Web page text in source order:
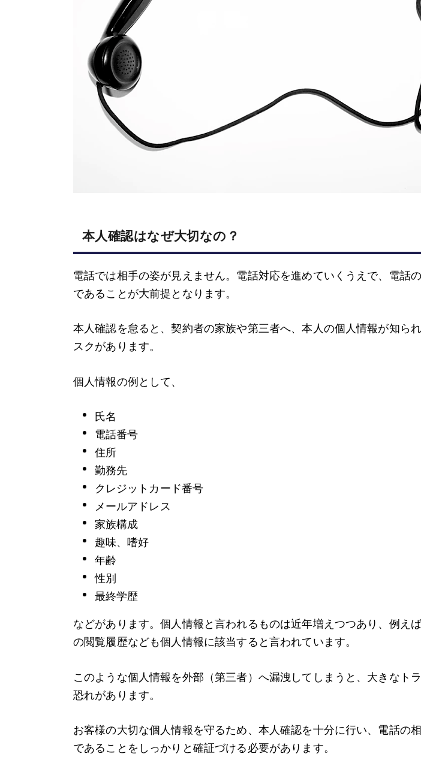
本人確認はなぜ大切なの？
電話では相手の姿が見えません。電話対応を進めていくうえで、電話
であることが大前提となります。
本人確認を怠ると、契約者の家族や第三者へ、本人の個人情報が知ら
スクがあります。
個人情報の例として、
氏名
電話番号
住所
勤務先
クレジットカード番号
メールアドレス
家族構成
趣味、嗜好
年齢
性別
最終学歴
などがあります。個人情報と言われるものは近年増えつつあり、例え
の閲覧履歴なども個人情報に該当すると言われています。
このような個人情報を外部（第三者）へ漏洩してしまうと、大きなト
恐れがあります。
お客様の大切な個人情報を守るため、本人確認を十分に行い、電話の
であることをしっかりと確証づける必要があります。